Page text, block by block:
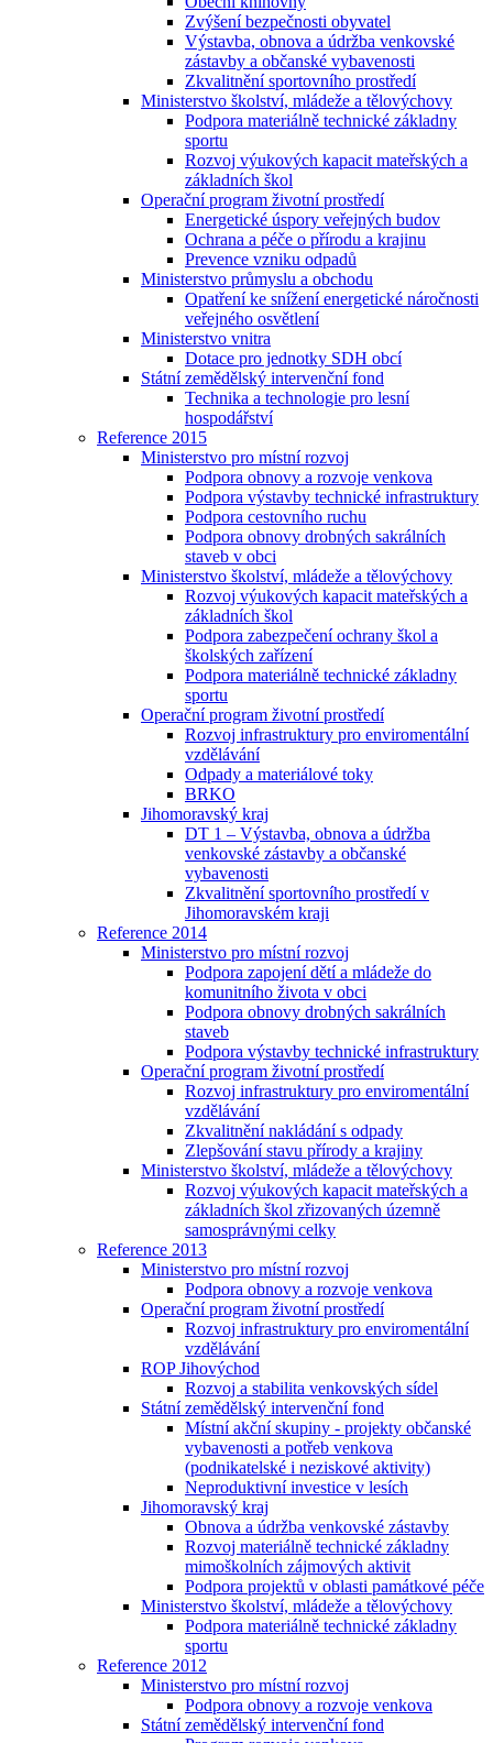
Zvýšení bezpečnosti obyvatel
Výstavba, obnova a údržba venkovské
zástavby a občanské vybavenosti
Zkvalitnění sportovního prostředí
Ministerstvo školství, mládeže a tělovýchovy
Podpora materiálně technické základny
sportu
Rozvoj výukových kapacit mateřských a
základních škol
Operační program životní prostředí
Energetické úspory veřejných budov
Ochrana a péče o přírodu a krajinu
Prevence vzniku odpadů
Ministerstvo průmyslu a obchodu
Opatření ke snížení energetické náročnosti
veřejného osvětlení
Ministerstvo vnitra
Dotace pro jednotky SDH obcí
Státní zemědělský intervenční fond
Technika a technologie pro lesní
hospodářství
Reference 2015
Ministerstvo pro místní rozvoj
Podpora obnovy a rozvoje venkova
Podpora výstavby technické infrastruktury
Podpora cestovního ruchu
Podpora obnovy drobných sakrálních
staveb v obci
Ministerstvo školství, mládeže a tělovýchovy
Rozvoj výukových kapacit mateřských a
základních škol
Podpora zabezpečení ochrany škol a
školských zařízení
Podpora materiálně technické základny
sportu
Operační program životní prostředí
Rozvoj infrastruktury pro enviromentální
vzdělávání
Odpady a materiálové toky
BRKO
Jihomoravský kraj
DT 1 – Výstavba, obnova a údržba
venkovské zástavby a občanské
vybavenosti
Zkvalitnění sportovního prostředí v
Jihomoravském kraji
Reference 2014
Ministerstvo pro místní rozvoj
Podpora zapojení dětí a mládeže do
komunitního života v obci
Podpora obnovy drobných sakrálních
staveb
Podpora výstavby technické infrastruktury
Operační program životní prostředí
Rozvoj infrastruktury pro enviromentální
vzdělávání
Zkvalitnění nakládání s odpady
Zlepšování stavu přírody a krajiny
Ministerstvo školství, mládeže a tělovýchovy
Rozvoj výukových kapacit mateřských a
základních škol zřizovaných územně
samosprávnými celky
Reference 2013
Ministerstvo pro místní rozvoj
Podpora obnovy a rozvoje venkova
Operační program životní prostředí
Rozvoj infrastruktury pro enviromentální
vzdělávání
ROP Jihovýchod
Rozvoj a stabilita venkovských sídel
Státní zemědělský intervenční fond
Místní akční skupiny - projekty občanské
vybavenosti a potřeb venkova
(podnikatelské i neziskové aktivity)
Neproduktivní investice v lesích
Jihomoravský kraj
Obnova a údržba venkovské zástavby
Rozvoj materiálně technické základny
mimoškolních zájmových aktivit
Podpora projektů v oblasti památkové péče
Ministerstvo školství, mládeže a tělovýchovy
Podpora materiálně technické základny
sportu
Reference 2012
Ministerstvo pro místní rozvoj
Podpora obnovy a rozvoje venkova
Státní zemědělský intervenční fond